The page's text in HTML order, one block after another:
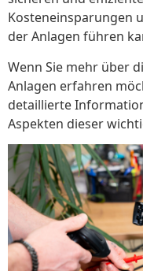
Kosteneinsparungen
der Anlagen führen
Wenn Sie mehr über
Anlagen erfahren
detaillierte
Aspekten dieser